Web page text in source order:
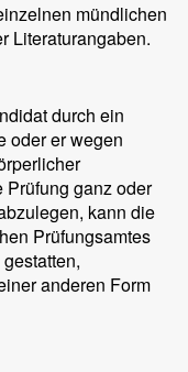
mündlichen
Literaturangaben.
durch ein
oder er wegen
Prüfung ganz oder
kann die
Prüfungsamtes
anderen Form